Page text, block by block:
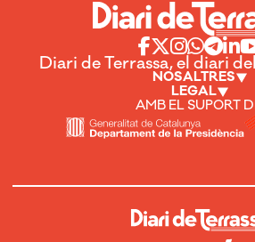
Diari de Terrassa, el diari
NOSALTRES
LEGAL
AMB EL SUPORT